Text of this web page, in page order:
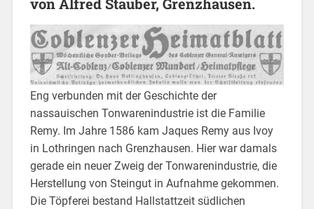
Eng verbunden mit der Geschichte der
nassauischen Tonwarenindustrie ist die Familie
Remy. Im Jahre 1586 kam Jaques Remy aus Ivoy
in Lothringen nach Grenzhausen. Hier war damals
gerade ein neuer Zweig der Tonwarenindustrie, die
Herstellung von Steingut in Aufnahme gekommen.
Die Töpferei bestand Hallstattzeit südlichen